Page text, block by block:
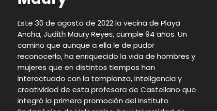
Este 30 de agosto de 2022 la vecina de Playa
Ancha, Judith Maury Reyes, cumple 94 años. Un
camino que aunque a ella le de pudor
reconocerlo, ha enriquecido la vida de hombres y
mujeres que en distintos tiempos han
interactuado con la templanza, inteligencia y
creatividad de esta profesora de Castellano que
integró la primera promoción del Instituto